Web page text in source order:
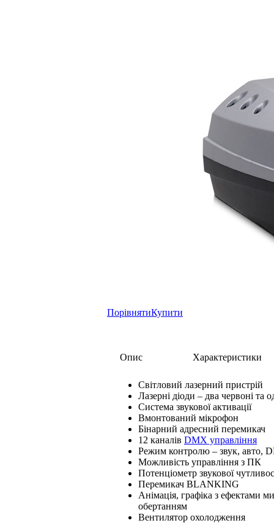
ПорівнятиКупити
Опис Характеристики
Світловий лазерний пристрій
Лазерні діоди – два червоні та
Система звукової активації
Вмонтований мікрофон
Бінарний адресний перемикач
12 каналів DMX управління
Режим контролю – звук, авто,
Можливість управління з ПК
Потенціометр звукової
Перемикач BLANKING
Анімація, графіка з ефектами
обертанням
Вентилятор охолодження